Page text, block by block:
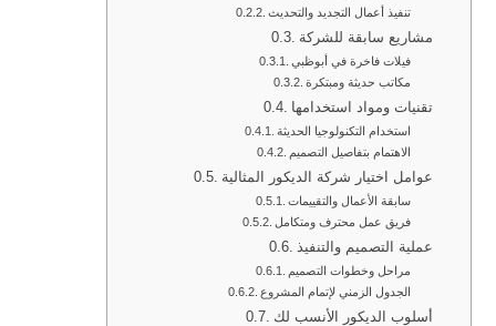
تنفيذ أعمال التجديد والتحديث
مشاريع سابقة للشركة
فيلات فاخرة في أبوظبي
مكاتب حديثة ومبتكرة
تقنيات ومواد استخدامها
استخدام التكنولوجيا الحديثة
الاهتمام بتفاصيل التصميم
عوامل اختيار شركة الديكور المثالية
سابقة الأعمال والتقييمات
فريق عمل محترف ومتكامل
عملية التصميم والتنفيذ
مراحل وخطوات التصميم
الجدول الزمني لإتمام المشروع
أسلوب الديكور الأنسب لك